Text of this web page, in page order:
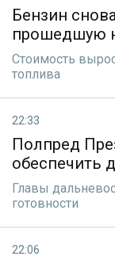
Бензин
прошедшую
Стоимость
топлива
22:33
Полпред
обеспечить
Главы
готовности
22:06